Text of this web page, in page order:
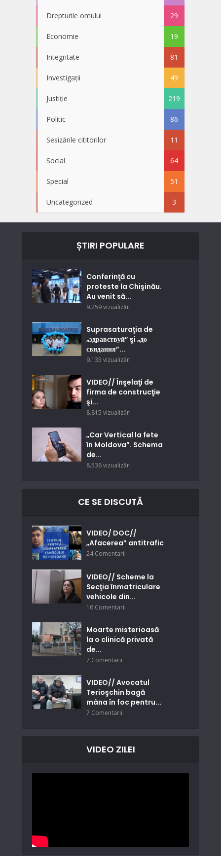
Drepturile omului 29
Economie 19
Integritate 81
Investigații 49
Justiție 219
Politic 86
Sesizările cititorilor 11
Social 64
Special 51
Uncategorized 3
ȘTIRI POPULARE
Conferinţă cu
proteste la Chişinău.
Au venit să...
9.259 vizualizări
Suprasaturaţia de
„здравствуй” şi „до
свидания”...
9.135 vizualizări
VIDEO// Înşelaţi de
firma de construcţie
şi...
8.815 vizualizări
„Car Vertical la fete
în Moldova”. Schema
de...
8.536 vizualizări
CE SE DISCUTĂ
VIDEO/ DOC//
„Afacerea” antitrafic
24 Comentarii
VIDEO// Scheme la
Secţia înmatriculare
vehicole din...
16 Comentarii
Moarte misterioasă
la o clinică privată
de...
7 Comentarii
VIDEO// Avocatul
Terioşchin bagă
mâna în foc pentru...
7 Comentarii
VIDEO ZILEI